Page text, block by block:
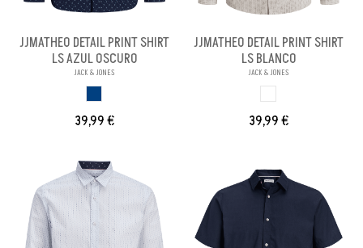
JJMATHEO DETAIL PRINT SHIRT
LS AZUL OSCURO
JACK & JONES
39,99 €
JJMATHEO DETAIL PRINT SHIRT
LS BLANCO
JACK & JONES
39,99 €